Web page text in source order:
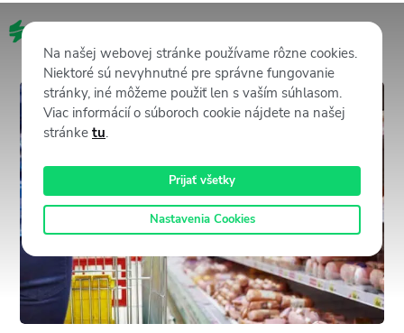
Na našej webovej stránke používame rôzne cookies.
Niektoré sú nevyhnutné pre správne fungovanie
stránky, iné môžeme použiť len s vaším súhlasom.
Viac informácií o súboroch cookie nájdete na našej
stránke tu.
Prijať všetky
Nastavenia Cookies